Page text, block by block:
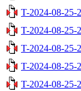
T-2024-08-25-
T-2024-08-25-
T-2024-08-25-
T-2024-08-25-
T-2024-08-25-